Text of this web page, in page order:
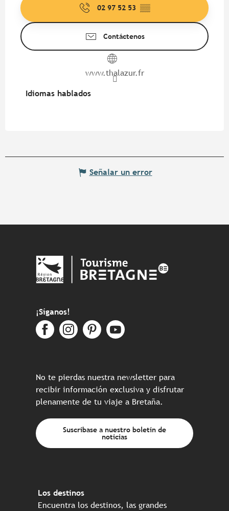
02 97 52 53 ▒▒
Contáctenos
www.thalazur.fr
Idiomas hablados
Idiomas hablados
Señalar un error
¡Síganos!
No te pierdas nuestra newsletter para
recibir información exclusiva y disfrutar
plenamente de tu viaje a Bretaña.
Suscríbase a nuestro boletín de
noticias
Los destinos
Encuentra los destinos, las grandes